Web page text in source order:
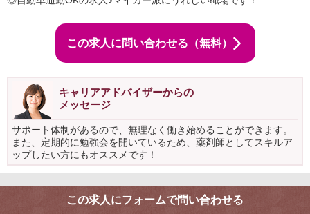
この求人に問い合わせる（無料）
キャリアアドバイザーからの
メッセージ
サポート体制があるので、無理なく働き始めることができます。
また、定期的に勉強会を開いているため、薬剤師としてスキルア
ップしたい方にもオススメです！
この求人にフォームで問い合わせる